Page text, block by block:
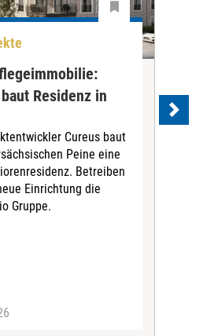
Residenz in
Cureus baut
Peine eine
Betreiben
Einrichtung die
Gruppe.